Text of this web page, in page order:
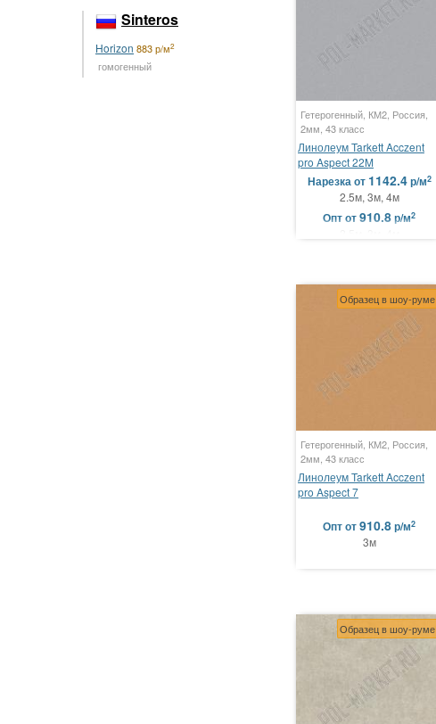
Sinteros
Horizon 883 р/м2
гомогенный
Гетерогенный, КМ2, Россия,
2мм, 43 класс
Линолеум Tarkett Acczent
pro Aspect 22M
Нарезкаот 1142.4р/м2
2.5м, 3м, 4м
Оптот910.8р/м2
Образец в шоу-руме
Гетерогенный, КМ2, Россия,
2мм, 43 класс
Линолеум Tarkett Acczent
pro Aspect 7
Оптот910.8р/м2
3м
Образец в шоу-руме